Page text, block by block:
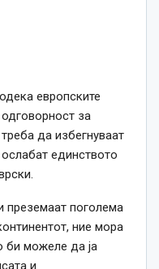
европските
за
да избегнуваат
единството
преземаат поголема
ние мора
можеле да ја
и